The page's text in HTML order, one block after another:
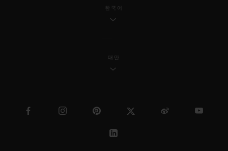
한국어
대만